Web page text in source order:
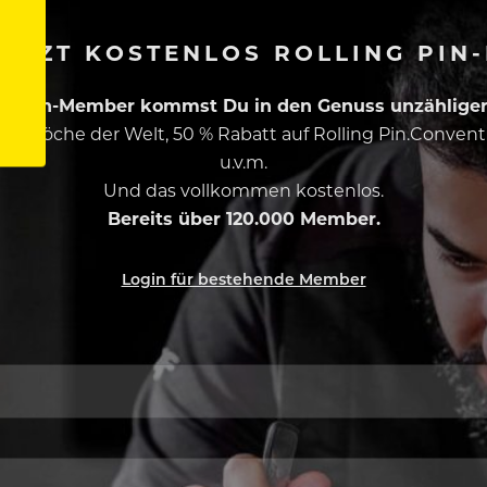
KOSTENLOS ROLLING PIN-
Pin-Member kommst Du in den Genuss
Köche der Welt, 50 % Rabatt auf Rolling
u.v.m.
Und das vollkommen kostenlos.
Bereits über 120.000 Member.
Login für bestehende Member